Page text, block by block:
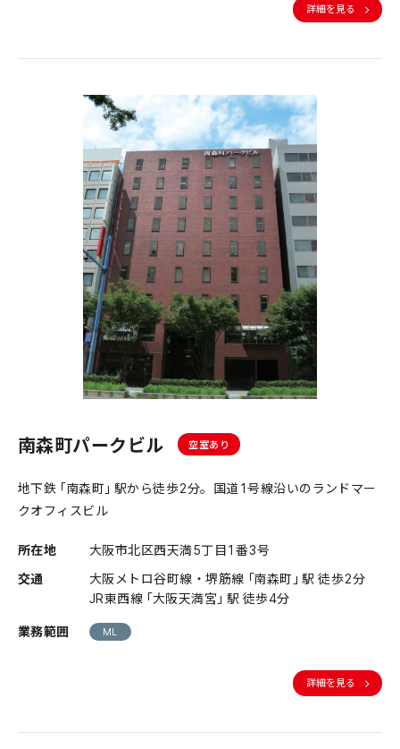
詳細を見る
南森町パークビル 空室あり
地下鉄「南森町」駅から徒歩2分。国道1号線沿いのランドマー
クオフィスビル
所在地
大阪市北区西天満5丁目1番3号
交通
大阪メトロ谷町線・堺筋線「南森町」駅 徒歩2分
JR東西線「大阪天満宮」駅 徒歩4分
業務範囲
ML
詳細を見る